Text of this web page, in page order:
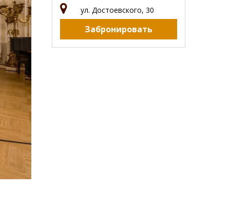
ул. Достоевского, 30
Забронировать